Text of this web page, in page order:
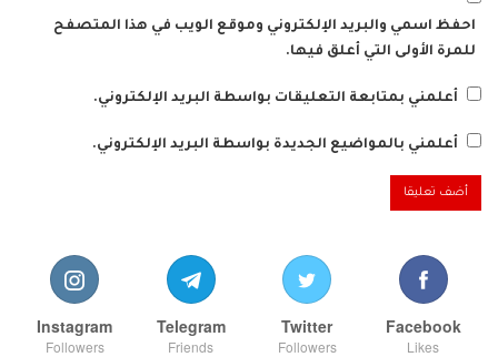
احفظ اسمي والبريد الإلكتروني وموقع الويب في هذا المتصفح
للمرة الأولى التي أعلق فيها.
أعلمني بمتابعة التعليقات بواسطة البريد الإلكتروني.
أعلمني بالمواضيع الجديدة بواسطة البريد الإلكتروني.
Facebook
Likes
Twitter
Followers
Telegram
Friends
Instagram
Followers